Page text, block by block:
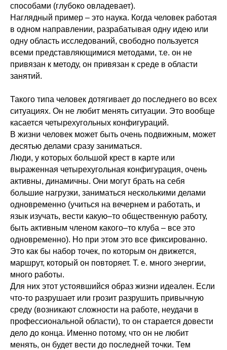
способами (глубоко овладевает).
Наглядный пример – это наука. Когда человек работая
в одном направлении, разрабатывая одну идею или
одну область исследований, свободно пользуется
всеми представляющимися методами, т.е. он не
привязан к методу, он привязан к среде в области
занятий.
Такого типа человек дотягивает до последнего во всех
ситуациях. Он не любит менять ситуации. Это вообще
касается четырехугольных конфигураций.
В жизни человек может быть очень подвижным, может
десятью делами сразу заниматься.
Люди, у которых большой крест в карте или
выраженная четырехугольная конфигурация, очень
активны, динамичны. Они могут брать на себя
большие нагрузки, заниматься несколькими делами
одновременно (учиться на вечернем и работать, и
язык изучать, вести какую–то общественную работу,
быть активным членом какого–то клуба – все это
одновременно). Но при этом это все фиксированно.
Это как бы набор точек, по которым он движется,
маршрут, который он повторяет. Т. е. много энергии,
много работы.
Для них этот устоявшийся образ жизни идеален. Если
что-то разрушает или грозит разрушить привычную
среду (возникают сложности на работе, неудачи в
профессиональной области), то он старается довести
дело до конца. Именно потому, что он не любит
менять, он будет вести до последней точки. Тем